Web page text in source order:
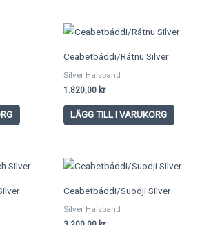
Ceabetbáddi/Rátnu Silver
Silver Halsband
1.820,00 kr
LÄGG TILL I VARUKORG
Ceabetbáddi/Suodji Silver
Silver Halsband